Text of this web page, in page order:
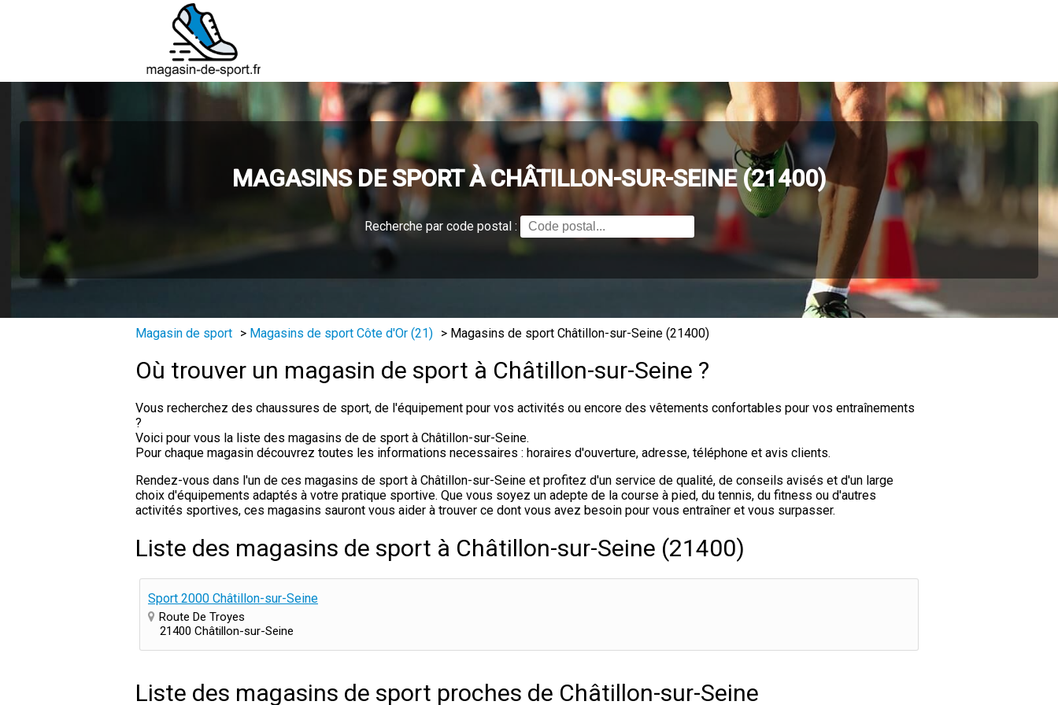
MAGASINS DE SPORT À CHÂTILLON-SUR-SEINE (21400)
Recherche par code postal :
Magasin de sport > Magasins de sport Côte d'Or (21) > Magasins de sport Châtillon-sur-Seine (21400)
Où trouver un magasin de sport à Châtillon-sur-Seine ?
Vous recherchez des chaussures de sport, de l'équipement pour vos activités ou encore des vêtements confortables pour vos entraînements
?
Voici pour vous la liste des magasins de de sport à Châtillon-sur-Seine.
Pour chaque magasin découvrez toutes les informations necessaires : horaires d'ouverture, adresse, téléphone et avis clients.
Rendez-vous dans l'un de ces magasins de sport à Châtillon-sur-Seine et profitez d'un service de qualité, de conseils avisés et d'un large
choix d'équipements adaptés à votre pratique sportive. Que vous soyez un adepte de la course à pied, du tennis, du fitness ou d'autres
activités sportives, ces magasins sauront vous aider à trouver ce dont vous avez besoin pour vous entraîner et vous surpasser.
Liste des magasins de sport à Châtillon-sur-Seine (21400)
Sport 2000 Châtillon-sur-Seine
Route De Troyes
21400 Châtillon-sur-Seine
Liste des magasins de sport proches de Châtillon-sur-Seine